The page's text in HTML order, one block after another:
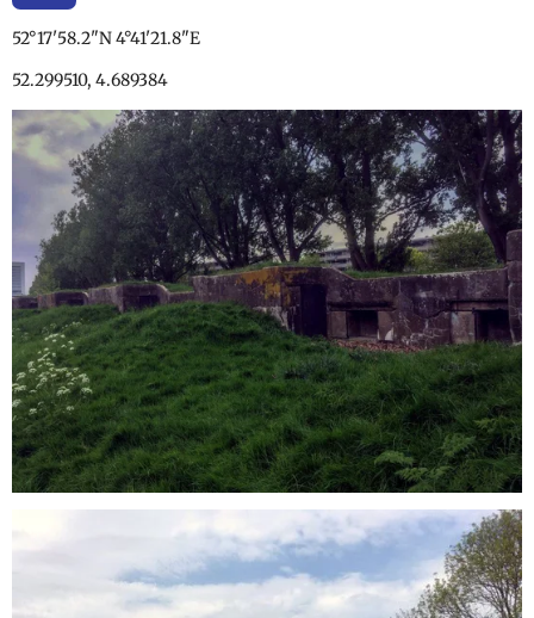
52°17'58.2"N 4°41'21.8"E
52.299510, 4.689384